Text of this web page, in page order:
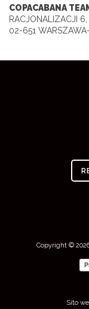
COPACABANA
RACJONALIZACJI 6,
02-651
Copyright ©
Sito